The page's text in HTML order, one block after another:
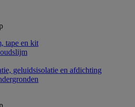
tape en kit
geluidsisolatie en afdichting